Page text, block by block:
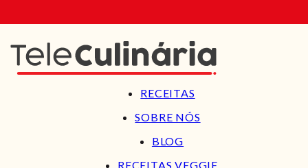
RECEITAS
SOBRE NÓS
BLOG
RECEITAS VEGGIE